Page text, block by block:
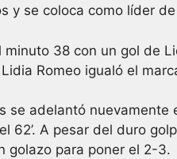
y se coloca como líder
minuto 38 con un gol de
Romeo igualó el
se adelantó
62’. A pesar del duro
golazo para poner el 2-3.